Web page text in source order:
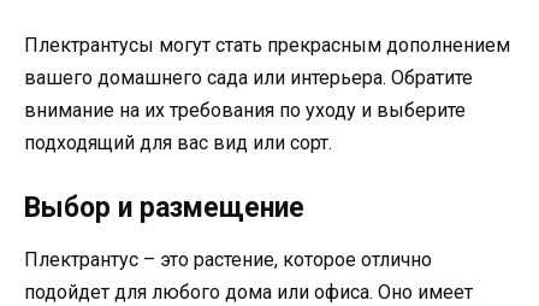
Плектрантусы могут стать прекрасным дополнением
вашего домашнего сада или интерьера. Обратите
внимание на их требования по уходу и выберите
подходящий для вас вид или сорт.
Выбор и размещение
Плектрантус – это растение, которое отлично
подойдет для любого дома или офиса. Оно имеет